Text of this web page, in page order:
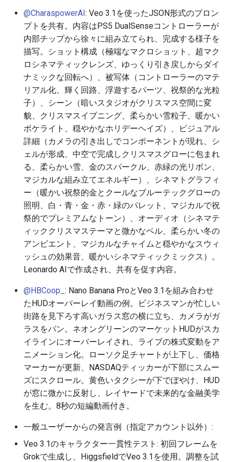
2026-06-28
2026-06-26
2026-06-25
2026-06-24
2026-06-23
2026-06-22
2026-06-21
2026-06-20
2026-06-19
2026-06-18
2026-06-17
2026-06-16
2026-06-15
2026-06-14
2026-06-13
2026-06-12
2026-06-11
2026-06-10
2025-12-12
2025-12-11
2025-12-10
2025-12-09
2025-12-08
2025-12-07
2025-12-06
2025-12-05
2025-12-04
2025-12-03
2025-12-02
2025-12-01
2025-11-30
2025-11-29
2025-11-28
2025-11-27
2025-11-26
2025-11-25
2026-06-28
2026-06-26
2026-06-25
2026-06-24
2026-06-23
2026-06-22
2026-06-21
2026-06-20
2026-06-19
2026-06-18
2026-06-17
2026-06-16
2026-06-15
2026-06-14
2026-06-13
2026-06-12
2026-06-11
2026-06-10
2025-12-12
2025-12-11
2025-12-10
2025-12-09
2025-12-08
2025-12-07
2025-12-06
2025-12-05
2025-12-04
2025-12-03
2025-12-02
2025-12-01
2025-11-30
2025-11-29
2025-11-28
2025-11-27
2025-11-26
2025-11-25
2026-03-01
2026-02-22
2026-02-15
2026-02-08
2026-02-01
2026-01-25
2026-01-18
2026-01-11
2026-01-04
2026-03-01
2026-02-22
2026-02-15
2026-02-08
2026-02-05
2026-03-01
2026-02-22
2026-02-15
2026-02-08
2026-02-01
2026-01-25
2026-01-18
2026-01-11
2026-01-04
2026-06-26
2026-06-25
2026-06-24
2026-06-23
2026-06-21
2026-06-20
2026-06-19
2026-06-18
2026-06-17
2026-06-16
2026-06-14
2026-06-13
2026-06-12
2026-06-11
2026-06-10
2026-06-09
2026-06-08
2026-06-07
2025-12-12
2025-12-11
2025-12-10
2025-12-09
2025-12-08
2025-12-07
2025-12-06
2025-12-05
2025-12-04
2025-12-03
2025-12-02
2025-12-01
2025-11-30
2025-11-29
2025-11-28
2025-11-27
2025-11-26
2025-11-25
2026-03-01
2026-02-22
2026-02-15
2026-02-08
2026-02-01
2026-01-25
2026-01-18
2026-01-11
2026-01-04
2026-02-22
2026-02-15
2026-02-08
2026-02-01
2026-01-25
2026-01-18
2026-01-13
2026-06-25
2026-06-24
2026-06-23
2026-06-22
2026-06-21
2026-06-20
2026-06-19
2026-06-18
2026-06-17
2026-06-16
2026-06-15
2026-06-14
2026-06-13
2026-06-12
2026-06-11
2026-06-10
2026-06-09
2026-06-07
2026-03-01
2026-02-22
2026-02-15
2026-02-08
2026-02-01
2026-01-25
2026-01-18
2026-01-11
2026-01-04
2026-06-27
2026-06-26
2026-06-25
2026-06-24
2026-06-23
2026-06-22
2026-06-21
2026-06-20
2026-06-19
2026-06-18
2026-06-17
2026-06-16
2026-06-15
2026-06-14
2026-06-13
2026-06-12
2026-06-11
2026-06-10
2026-06-23
2026-06-22
2026-06-21
2026-06-20
2026-06-18
2026-06-17
2026-06-16
2026-06-15
2026-06-14
2026-06-13
2026-06-11
2026-06-10
2026-06-09
2026-06-08
2026-06-07
2026-06-06
2026-06-05
2026-06-04
@CharaspowerAI: Veo 3.1を使ったJSON形式のプロン
プトを共有。内容はPS5 DualSenseコントローラーが
内部チップから徐々に組み立てられ、完成する様子を
描写。ショット構成（極端なマクロショット、超マク
ロシネマティックレンズ、ゆっくり引き戻しからダイ
ナミックな回転へ）、被写体（コントローラーのマテ
リアル化、輝く回路、浮遊するパーツ、祝祭的な光粒
子）、シーン（暗いスタジオがクリスマス空間に変
貌、クリスマスイブニング、柔らかい雪粒子、暖かい
ボケライト、穏やかなホリデーヘイズ）、ビジュアル
詳細（カメラの引き出しでコンポーネントが現れ、シ
ェルが形成、中空で完成しクリスマスグローに包まれ
る、柔らかい雪、金のスパークル、赤緑の光リボン、
マジカルな組み立てエネルギー）、シネマトグラフィ
ー（暖かい祝祭的金とクールなブルーテックグローの
照明、白・青・金・赤・緑のパレット、マジカルで祝
祭的でプレミアムなトーン）、オーディオ（シネマテ
ィッククリスマステーマと微かなベル、柔らかい冬の
アンビエント、マジカルなチャイムと穏やかなスウィ
ッシュの効果音、暖かいシネマティックミックス）。
Leonardo AIで作成され、共有を促す内容。
@HBCoop_ : Nano Banana ProとVeo 3.1を組み合わせ
たHUDオーバーレイ動画の例。ビジネスマンが忙しい
街路を見下ろす高いガラス窓の横に立ち、カメラがガ
ラスをパン。ネオングリーンのマーケットHUDがスカ
イラインにオーバーレイされ、ライブの株式変動をア
ニメーション化。ローソク足チャートが上下し、価格
マーカーが更新、NASDAQティッカーが下部にスムー
ズにスクロール。黄色いタクシーが下でぼやけ、HUD
が窓に微かに反射し、レイヤードで未来的な金融美学
を生む。8秒の短編動画付き。
一般ユーザーからの発言例（指定アカウント以外）:
Veo 3.1のキャラクター一貫性テスト: 初回フレームを
Grokで生成し、HiggsfieldでVeo 3.1を使用。調整を試